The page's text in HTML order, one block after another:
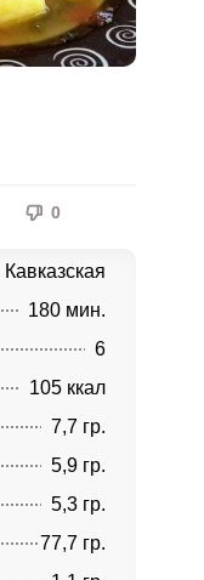
0
Кавказская
180 мин.
6
105 ккал
7,7 гр.
5,9 гр.
5,3 гр.
77,7 гр.